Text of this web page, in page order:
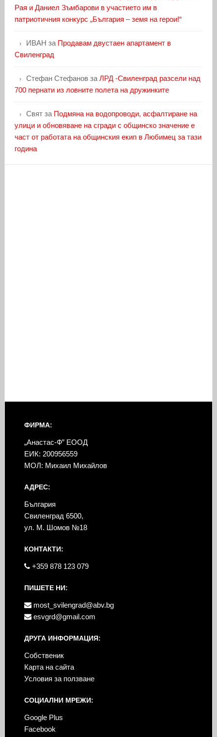
Рая и Даниел Зъмбарови в участието им в
патриотичния конкурс „България – земя на герои!“
ИВАН за Продавам двустаен апартамент в
Свиленград
Стефан Стефановза ЛРД -Свиленград разсели над
700 пернати из ловните полета на дружинките
Святза Подмяна на водопроводи, асфалтиране на
улици и обновяване на сгради с общинско значение е
част от работата на общинския екип в Любимец за тази
година
ФИРМА:
„Анастас-Ф” ЕООД
ЕИК: 200956559
МОЛ: Михаил Михайлов
АДРЕС:
България
Свиленград 6500,
ул. М. Шомов №18
КОНТАКТИ:
+359 878 123 079
ПИШЕТЕ НИ:
most_svilengrad@abv.bg
esvgrd@gmail.com
ДРУГА ИНФОРМАЦИЯ:
Собственик
Карта на сайта
Условия за ползване
СОЦИАЛНИ МРЕЖИ:
Google Plus
Facebook